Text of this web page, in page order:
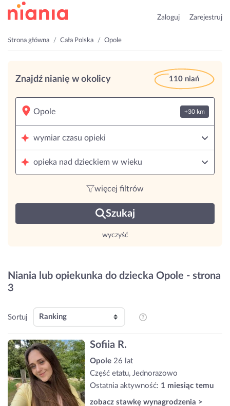
Zaloguj Zarejestruj
Strona główna Cała Polska Opole
Znajdź nianię w okolicy 110 niań
+30 km
wymiar czasu opieki
opieka nad dzieckiem w wieku
więcej filtrów
Szukaj
wyczyść
Niania lub opiekunka do dziecka Opole - strona
3
Sortuj
Sofiia R.
Opole 26 lat
Część etatu, Jednorazowo
Ostatnia aktywność: 1 miesiąc temu
zobacz stawkę wynagrodzenia >